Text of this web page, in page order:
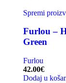
Spremi
Furlou –
Green
Furlou
42.00€
Dodaj u